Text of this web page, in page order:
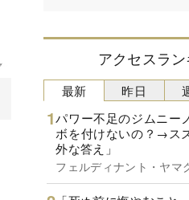
アクセスラ
最新
パワー不足のジムニー
ボを付けないの？→ス
外な答え」
フェルディナント・ヤマ
昨日